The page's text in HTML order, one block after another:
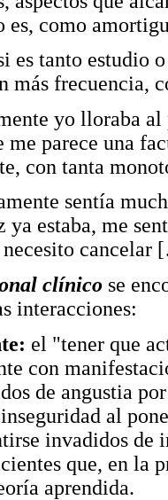
es, como
tanto estudio
más frecuencia,
yo lloraba al
me parece una
con tanta
sentía
ya estaba, me
necesito
clínico se
interacciones:
el "tener que
con
de angustia
al
invadidos
que, en la
aprendida.